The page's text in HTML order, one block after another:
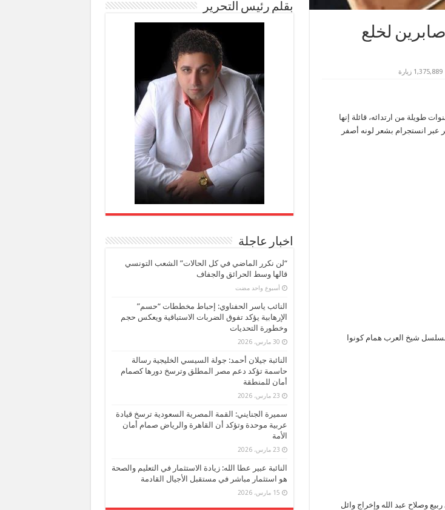
لخلع
1,375,889 زيارة
طويلة من ارتدائه، قائلة إنها
عبر انستجرام بشعر لونه أصفر
شيخ العرب همام كونوا
وصلاح عبد الله وإخراج وائل
بقلم رئيس التحرير
اخبار عاجلة
“لن نكرر الماضي في كل الحالات” الشعب التونسي
قالها وسط الحرائق والجفاف
‏أسبوع واحد مضت
النائب ياسر الحفناوي: إحباط مخططات “حسم”
الإرهابية يؤكد تفوق الضربات الاستباقية ويعكس حجم
وخطورة التحديات
30 مارس، 2026
النائبة جيلان أحمد: جولة السيسي الخليجية رسالة
حاسمة تؤكد دعم مصر المطلق وترسخ دورها كصمام
أمان للمنطقة
23 مارس، 2026
سميرة الجنايني: القمة المصرية السعودية ترسخ قيادة
عربية موحدة وتؤكد أن القاهرة والرياض صمام أمان
الأمة
23 مارس، 2026
النائبة عبير عطا الله: زيادة الاستثمار في التعليم والصحة
هو استثمار مباشر في مستقبل الأجيال القادمة
15 مارس، 2026